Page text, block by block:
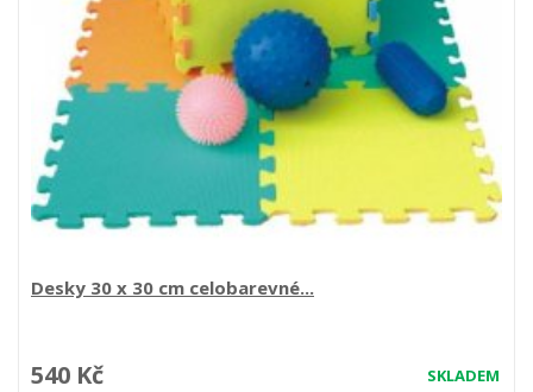
Desky 30 x 30 cm celobarevné...
SKLADEM
540 Kč